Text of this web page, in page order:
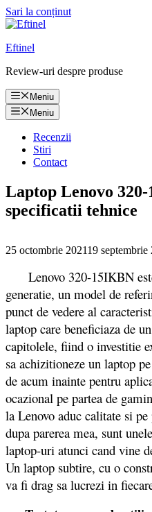
Sari la conținut
Eftinel
Review-uri despre produse
Meniu
Meniu
Recenzii
Stiri
Contact
Laptop Lenovo
specificatii tehnice
25 octombrie 202119 septembrie
Lenovo 320-15IKBN
generatie, un model de
punct de vedere al
laptop care beneficiaza de
capitolele, fiind o investitie
sa achizitioneze un laptop
de acum inainte pentru
ocazional pe partea de
la Lenovo aduc calitate si
dupa parerea mea, sunt
laptop-uri atunci cand vine
Un laptop subtire, cu o
va fi drag sa lucrezi in